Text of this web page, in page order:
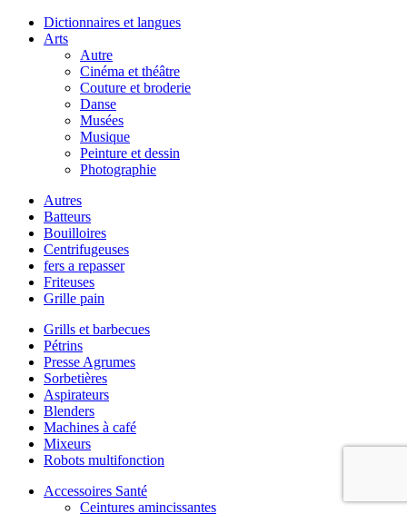
Dictionnaires et langues
Arts
Autre
Cinéma et théâtre
Couture et broderie
Danse
Musées
Musique
Peinture et dessin
Photographie
Autres
Batteurs
Bouilloires
Centrifugeuses
fers a repasser
Friteuses
Grille pain
Grills et barbecues
Pétrins
Presse Agrumes
Sorbetières
Aspirateurs
Blenders
Machines à café
Mixeurs
Robots multifonction
Accessoires Santé
Ceintures amincissantes